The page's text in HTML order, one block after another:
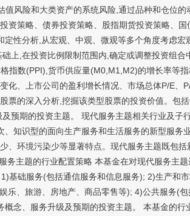
风险和大类资产的系统风险,通过品种和仓位
策略、债券投资策略、股指期货投资策略、
性分析,从宏观、中观、微观等多个角度考虑
上,在投资比例限制范围内,确定或调整投资组
指数(PPI),货币供应量(M0,M1,M2)的增长率等
、上市公司的盈利增长情况、市场总体P/E、
的深入分析,挖掘该类型股票的投资价值。包
预期的投资主题。 现代服务主题相关行业及子
知识型的面向生产服务和生活服务的新型服务
环境污染少等显著特点。现代服务主题既包
主题的行业配置策略 本基金在对现代服务主
础服务(包括通信服务和信息服务); 2)生产和
、旅游、房地产、商品零售等); 4)公共服务(
念、服务升级及预期的投资主题。 本基金的行